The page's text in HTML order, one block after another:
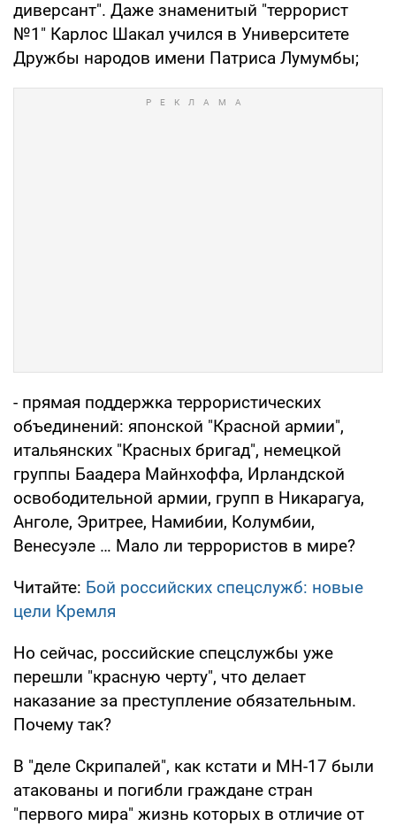
диверсант". Даже знаменитый "террорист
№1" Карлос Шакал учился в Университете
Дружбы народов имени Патриса Лумумбы;
- прямая поддержка террористических
объединений: японской "Красной армии",
итальянских "Красных бригад", немецкой
группы Баадера Майнхоффа, Ирландской
освободительной армии, групп в Никарагуа,
Анголе, Эритрее, Намибии, Колумбии,
Венесуэле … Мало ли террористов в мире?
Читайте: Бой российских спецслужб: новые
цели Кремля
Но сейчас, российские спецслужбы уже
перешли "красную черту", что делает
наказание за преступление обязательным.
Почему так?
В "деле Скрипалей", как кстати и МН-17 были
атакованы и погибли граждане стран
"первого мира" жизнь которых в отличие от